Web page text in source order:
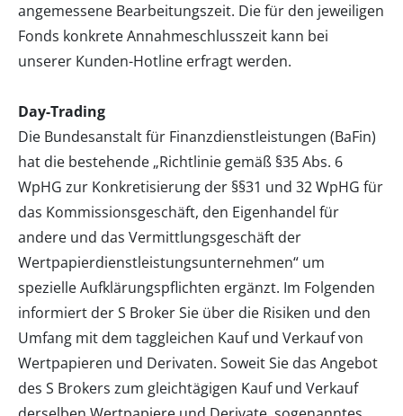
angemessene Bearbeitungszeit. Die für den jeweiligen
Fonds konkrete Annahmeschlusszeit kann bei
unserer Kunden-Hotline erfragt werden.
Day-Trading
Die Bundesanstalt für Finanzdienstleistungen (BaFin)
hat die bestehende „Richtlinie gemäß §35 Abs. 6
WpHG zur Konkretisierung der §§31 und 32 WpHG für
das Kommissionsgeschäft, den Eigenhandel für
andere und das Vermittlungsgeschäft der
Wertpapierdienstleistungsunternehmen“ um
spezielle Aufklärungspflichten ergänzt. Im Folgenden
informiert der S Broker Sie über die Risiken und den
Umfang mit dem taggleichen Kauf und Verkauf von
Wertpapieren und Derivaten. Soweit Sie das Angebot
des S Brokers zum gleichtägigen Kauf und Verkauf